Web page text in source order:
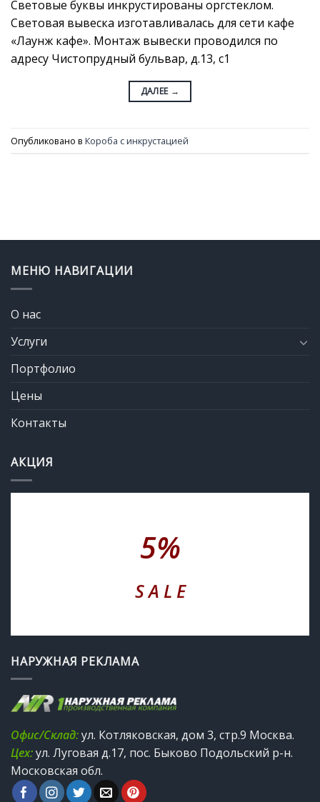
Световые буквы инкрустированы оргстеклом.
Световая вывеска изготавливалась для сети кафе
«Лаунж кафе». Монтаж вывески проводился по
адресу Чистопрудный бульвар, д.13, с1
ДАЛЕЕ →
Опубликовано в Короба с инкрустацией
МЕНЮ НАВИГАЦИИ
О нас
Услуги
Портфолио
Цены
Контакты
АКЦИЯ
5%
S A L E
НАРУЖНАЯ РЕКЛАМА
Офис/Склад:ул. Котляковская, дом 3, стр.9 Москва.
Цех:ул. Луговая д.17, пос. Быково Подольский р-н.
Московская обл.